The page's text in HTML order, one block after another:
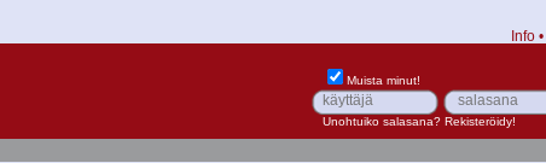
Info •
Muista minut!
Unohtuiko salasana? Rekisteröidy!